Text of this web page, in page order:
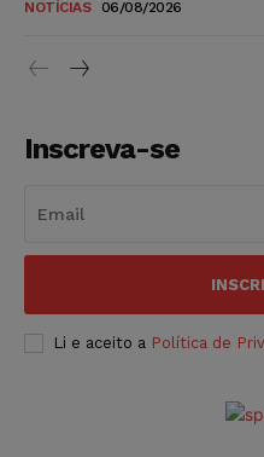
NOTÍCIAS 06/08/2026
Inscreva-se
Li e aceito a Política de